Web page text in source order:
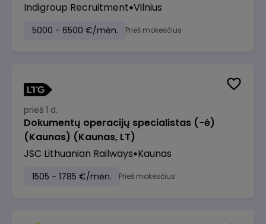
Indigroup Recruitment Vilnius
5000 - 6500 €/mėn. Prieš mokesčius
prieš 1 d.
Dokumentų operacijų specialistas (-ė)
(Kaunas) (Kaunas, LT)
JSC Lithuanian Railways Kaunas
1505 - 1785 €/mėn. Prieš mokesčius